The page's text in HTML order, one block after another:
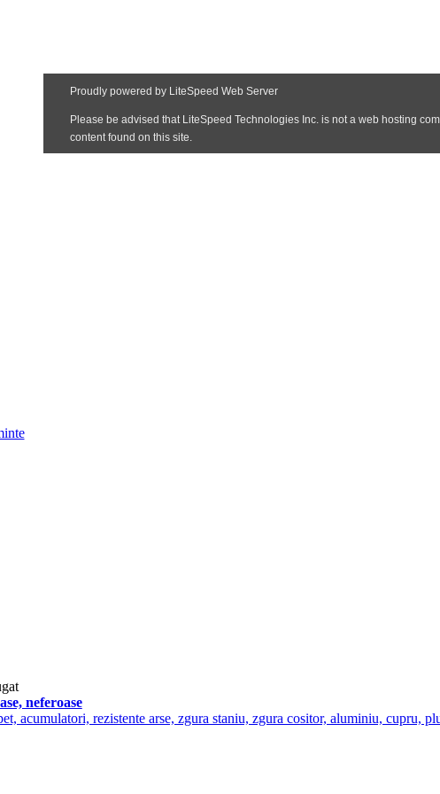
neferoase
acumulatori, rezistente arse, zgura staniu, zgura cositor, aluminiu, cupru,